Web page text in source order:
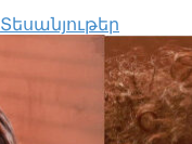
Տեսանյութեր